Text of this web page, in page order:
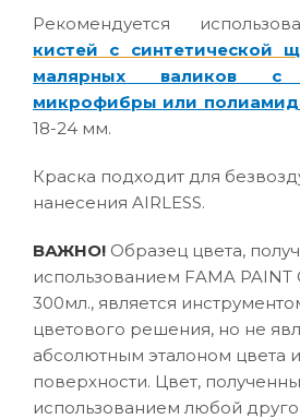
Рекомендуется
кистей с синтетической
малярных валиков
микрофибры или
18-24 мм.
Краска подходит для
нанесения AIRLESS.
ВАЖНО! Образец цвета,
использованием FAMA PAINT
300мл., является
цветового решения, но не
абсолютным эталоном цвета
поверхности. Цвет,
использованием любой